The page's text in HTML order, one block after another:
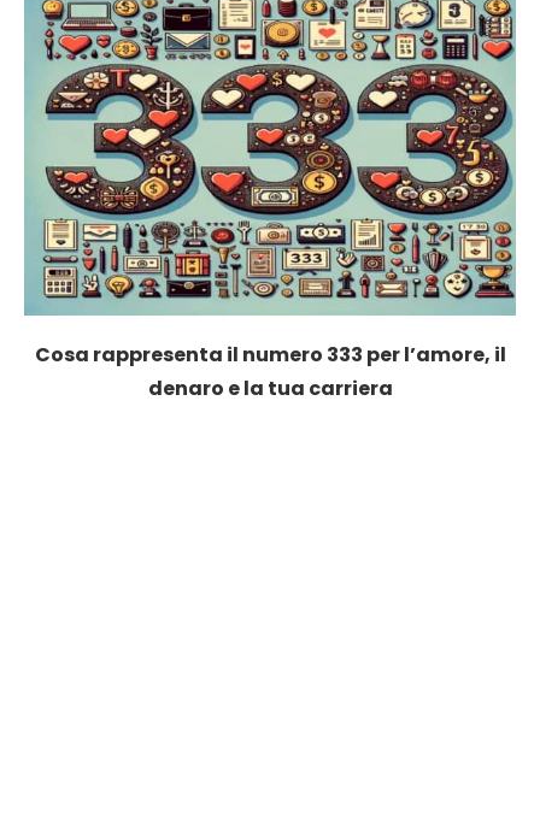
Cosa rappresenta il numero 333 per l’amore, il
denaro e la tua carriera